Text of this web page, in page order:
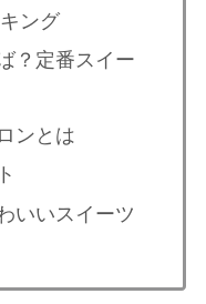
ング
？定番スイー
ンとは
いいスイーツ